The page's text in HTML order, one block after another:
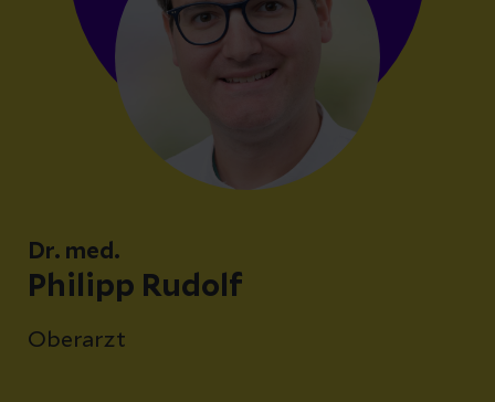
Dr. med.
Philipp Rudolf
Oberarzt